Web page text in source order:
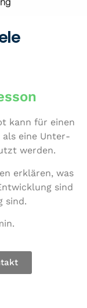
kann für einen
als eine Unter­
werden.
erklären, was
sind
sind.